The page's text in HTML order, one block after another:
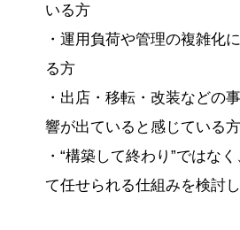
いる方
・運用負荷や管理の複雑化
る方
・出店・移転・改装などの
響が出ていると感じている方
・“構築して終わり”ではな
て任せられる仕組みを検討